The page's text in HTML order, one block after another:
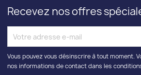
Recevez nos offres
Vous pouvez vous désinscrire à tout moment.
nos informations de contact dans les